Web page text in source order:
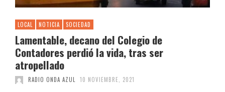
LOCAL NOTICIA SOCIEDAD
Lamentable, decano del Colegio de
Contadores perdió la vida, tras ser
atropellado
RADIO ONDA AZUL 10 NOVIEMBRE, 2021